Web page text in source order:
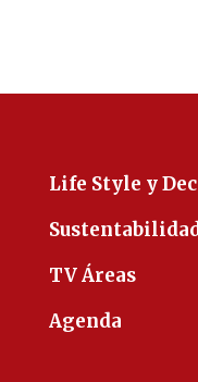
Life Style y
TV Áreas
Agenda